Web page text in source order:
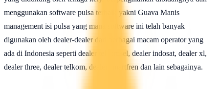
menggunakan software pulsa terbaik yakni Guava Manis
management isi pulsa yang mana software ini telah banyak
digunakan oleh dealer-dealer dari berbagai macam operator yang
ada di Indonesia seperti dealer telkomsel, dealer indosat, dealer xl,
dealer three, dealer telkom, dealer smartfren dan lain sebagainya.